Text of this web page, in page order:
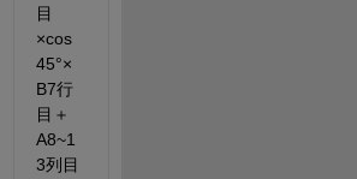
目
×cos
45°×
B7行
目＋
A8~1
3列目